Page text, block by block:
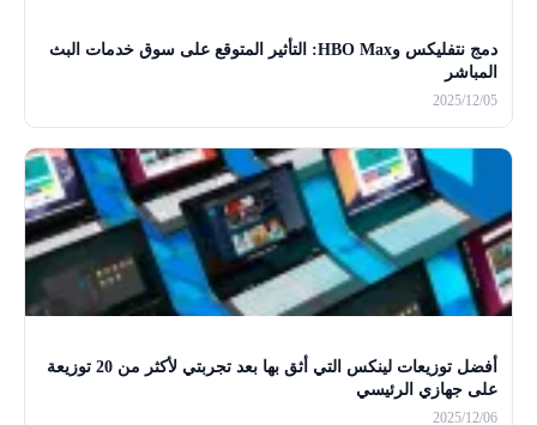
دمج نتفليكس وHBO Max: التأثير المتوقع على سوق خدمات البث
المباشر
2025/12/05
أفضل توزيعات لينكس التي أثق بها بعد تجربتي لأكثر من 20 توزيعة
على جهازي الرئيسي
2025/12/06